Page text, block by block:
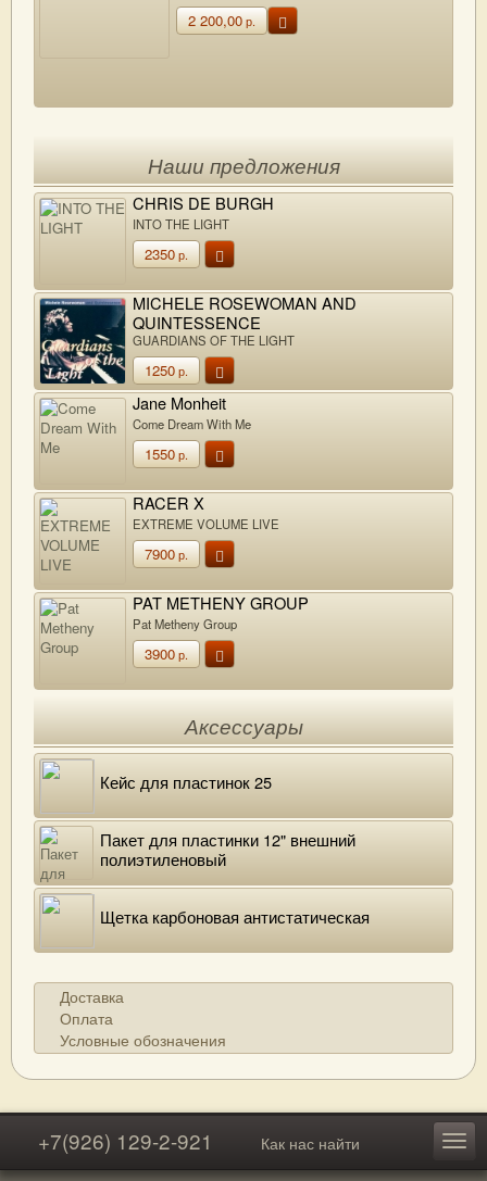
2 200,00р.
Наши предложения
CHRIS DE BURGH
INTO THE LIGHT
2350р.
MICHELE ROSEWOMAN AND
QUINTESSENCE
GUARDIANS OF THE LIGHT
1250р.
Jane Monheit
Come Dream With Me
1550р.
RACER X
EXTREME VOLUME LIVE
7900р.
PAT METHENY GROUP
Pat Metheny Group
3900р.
Аксессуары
Кейс для пластинок 25
Пакет для пластинки 12" внешний
полиэтиленовый
Щетка карбоновая антистатическая
Доставка
Оплата
Условные обозначения
+7(926) 129-2-921 Как нас найти